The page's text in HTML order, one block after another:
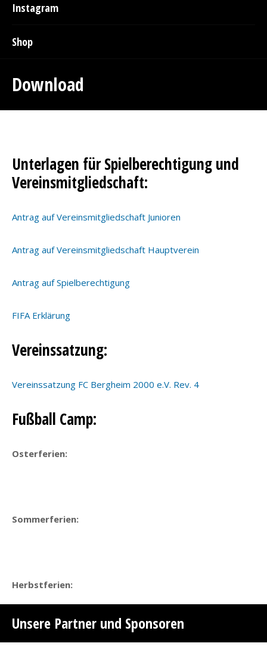
Instagram
Shop
Download
Unterlagen für Spielberechtigung und
Vereinsmitgliedschaft:
Antrag auf Vereinsmitgliedschaft Junioren
Antrag auf Vereinsmitgliedschaft Hauptverein
Antrag auf Spielberechtigung
FIFA Erklärung
Vereinssatzung:
Vereinssatzung FC Bergheim 2000 e.V. Rev. 4
Fußball Camp:
Osterferien:
Sommerferien:
Herbstferien:
Unsere Partner und Sponsoren